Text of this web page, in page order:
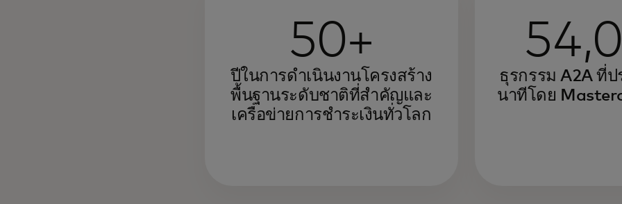
50+
ปีในการดำเนินงานโครงสร้าง
พื้นฐานระดับชาติที่สำคัญและ
เครือข่ายการชำระเงินทั่วโลก
ธุรกรรม A2A ที่
นาทีโดย